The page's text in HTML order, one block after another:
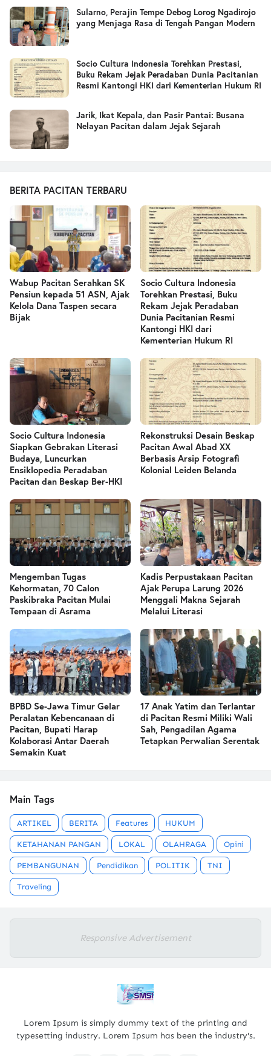
Sularno, Perajin Tempe Debog Lorog Ngadirojo
yang Menjaga Rasa di Tengah Pangan Modern
Socio Cultura Indonesia Torehkan Prestasi,
Buku Rekam Jejak Peradaban Dunia Pacitanian
Resmi Kantongi HKI dari Kementerian Hukum RI
Jarik, Ikat Kepala, dan Pasir Pantai: Busana
Nelayan Pacitan dalam Jejak Sejarah
BERITA PACITAN TERBARU
Wabup Pacitan Serahkan SK
Pensiun kepada 51 ASN, Ajak
Kelola Dana Taspen secara
Bijak
Socio Cultura Indonesia
Torehkan Prestasi, Buku
Rekam Jejak Peradaban
Dunia Pacitanian Resmi
Kantongi HKI dari
Kementerian Hukum RI
Socio Cultura Indonesia
Siapkan Gebrakan Literasi
Budaya, Luncurkan
Ensiklopedia Peradaban
Pacitan dan Beskap Ber-HKI
Rekonstruksi Desain Beskap
Pacitan Awal Abad XX
Berbasis Arsip Fotografi
Kolonial Leiden Belanda
Mengemban Tugas
Kehormatan, 70 Calon
Paskibraka Pacitan Mulai
Tempaan di Asrama
Kadis Perpustakaan Pacitan
Ajak Perupa Larung 2026
Menggali Makna Sejarah
Melalui Literasi
BPBD Se-Jawa Timur Gelar
Peralatan Kebencanaan di
Pacitan, Bupati Harap
Kolaborasi Antar Daerah
Semakin Kuat
17 Anak Yatim dan Terlantar
di Pacitan Resmi Miliki Wali
Sah, Pengadilan Agama
Tetapkan Perwalian Serentak
Main Tags
ARTIKEL BERITA Features HUKUM
KETAHANAN PANGAN LOKAL OLAHRAGA Opini
PEMBANGUNAN Pendidikan POLITIK TNI
Traveling
Responsive Advertisement
Lorem Ipsum is simply dummy text of the printing and
typesetting industry. Lorem Ipsum has been the industry's.